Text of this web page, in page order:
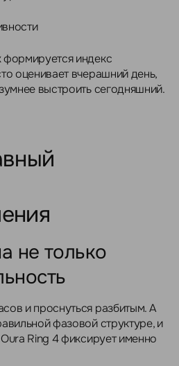
индекс
оценивает вчерашний день,
выстроить сегодняшний.
не только
и проснуться разбитым. А
фазовой структуре, и
Ring 4 фиксирует именно